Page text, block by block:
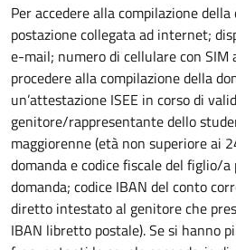
Per accedere alla compilazione
postazione collegata ad internet;
e-mail; numero di cellulare con
procedere alla compilazione della
un’attestazione ISEE in corso di
genitore/rappresentante dello
maggiorenne (età non superiore ai
domanda e codice fiscale del figlio/
domanda; codice IBAN del conto
diretto intestato al genitore che
IBAN libretto postale). Se si hanno